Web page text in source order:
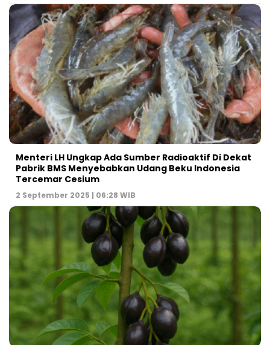
Menteri LH Ungkap Ada Sumber Radioaktif Di Dekat
Pabrik BMS Menyebabkan Udang Beku Indonesia
Tercemar Cesium
2 September 2025 | 06:28 WIB